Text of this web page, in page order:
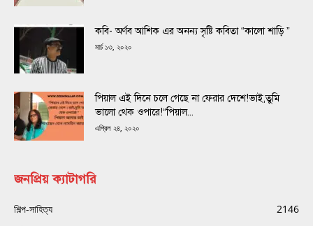
কবি- অর্ণব আশিক এর অনন্য সৃষ্টি কবিতা “কালো শাড়ি ”
মার্চ ১৩, ২০২০
পিয়াল এই দিনে চলে গেছে না ফেরার দেশে!ভাই,তুমি
ভালো থেক ওপারে!“পিয়াল...
এপ্রিল ২৪, ২০২০
জনপ্রিয় ক্যাটাগরি
শিল্প-সাহিত্য
2146